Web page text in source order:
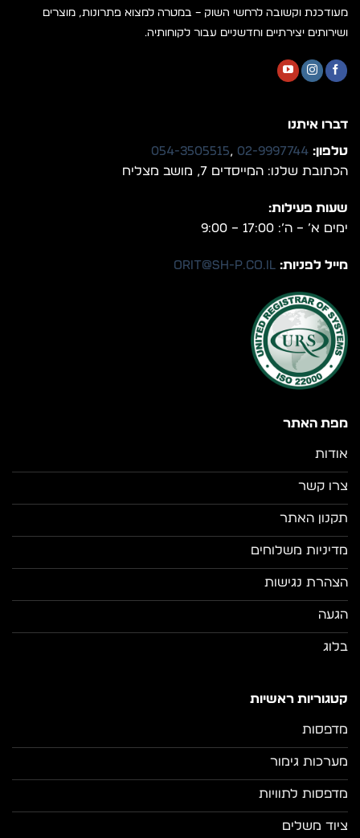
מעודכנת וקשובה לרחשי השוק – במטרה למצוא פתרונות, מוצרים
ושירותים יצירתיים וחדשניים עבור לקוחותיה.
מפת האתר
אודות
צרו קשר
תקנון האתר
מדיניות משלוחים
הצהרת נגישות
הגעה
בלוג
קטגוריות ראשיות
מדפסות
מערכות גימור
מדפסות לתוויות
ציוד משלים
דברו איתנו
טלפון: 02-9997744
,
054-3505515
הכתובת שלנו: המייסדים 7, מושב מצליח
שעות פעילות:
ימים א’ – ה’: 17:00 – 9:00
מייל לפניות: orit@sh-p.co.il